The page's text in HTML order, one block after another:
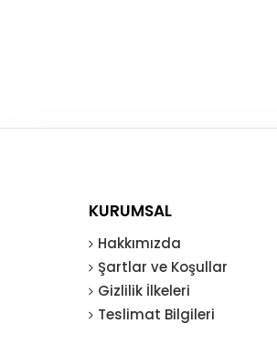
KURUMSAL
Hakkımızda
Şartlar ve Koşullar
Gizlilik İlkeleri
Teslimat Bilgileri